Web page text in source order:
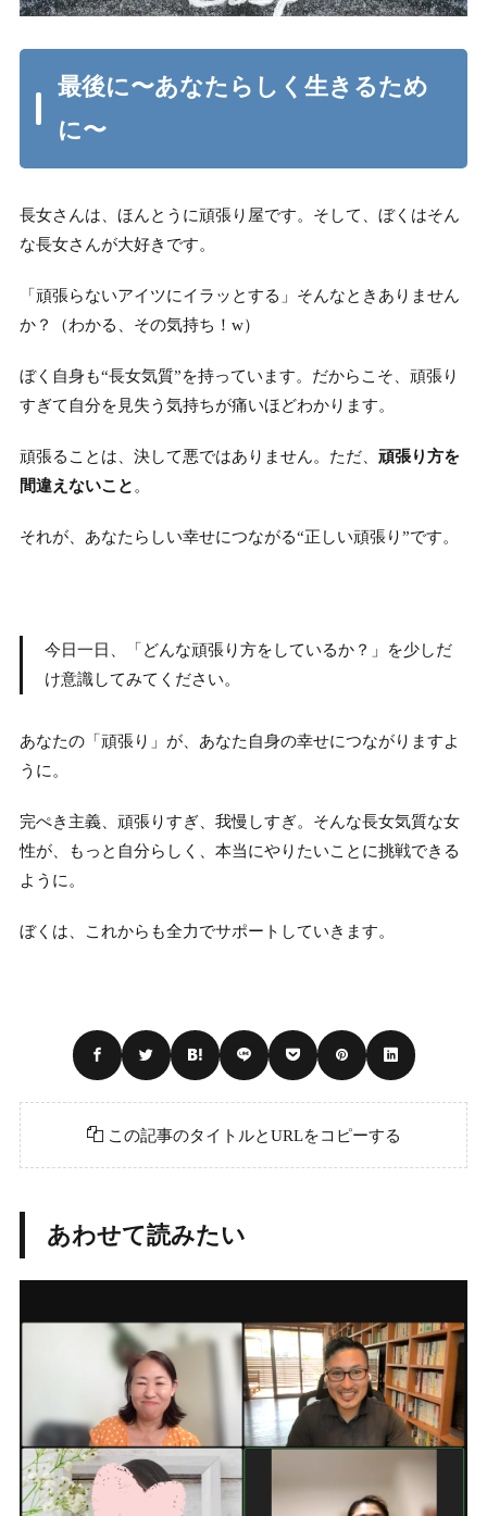
最後に〜あなたらしく生きるため
に〜
長女さんは、ほんとうに頑張り屋です。そして、ぼくはそん
な長女さんが大好きです。
「頑張らないアイツにイラッとする」そんなときありません
か？（わかる、その気持ち！w）
ぼく自身も“長女気質”を持っています。だからこそ、頑張り
すぎて自分を見失う気持ちが痛いほどわかります。
頑張ることは、決して悪ではありません。ただ、 頑張り方を
間違えないこと 。
それが、あなたらしい幸せにつながる“正しい頑張り”です。
今日一日、「どんな頑張り方をしているか？」を少しだ
け意識してみてください。
あなたの「頑張り」が、あなた自身の幸せにつながりますよ
うに。
完ぺき主義、頑張りすぎ、我慢しすぎ。そんな長女気質な女
性が、もっと自分らしく、本当にやりたいことに挑戦できる
ように。
ぼくは、これからも全力でサポートしていきます。
この記事のタイトルとURLをコピーする
あわせて読みたい